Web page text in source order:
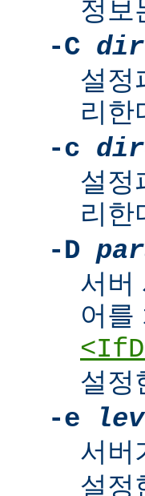
정보
-C
설정
리한
-c
설정
리한
-D
서버
어를
설정
-e
서버
설정